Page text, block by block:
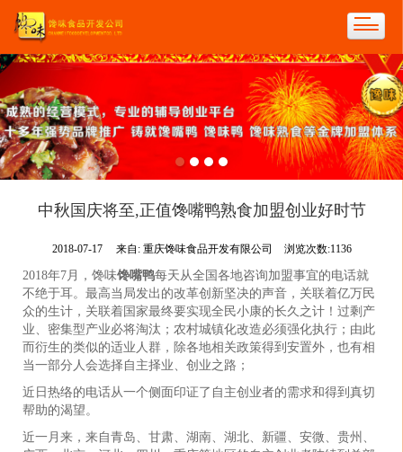
中秋国庆将至,正值馋嘴鸭熟食加盟创业好时节
2018-07-17 来自: 重庆馋味食品开发有限公司 浏览次数:1136
2018年7月，馋味馋嘴鸭每天从全国各地咨询加盟事宜的电话就
不绝于耳。最高当局发出的改革创新坚决的声音，关联着亿万民
众的生计，关联着国家最终要实现全民小康的长久之计！过剩产
业、密集型产业必将淘汰；农村城镇化改造必须强化执行；由此
而衍生的类似的适业人群，除各地相关政策得到安置外，也有相
当一部分人会选择自主择业、创业之路；
近日热络的电话从一个侧面印证了自主创业者的需求和得到真切
帮助的渴望。
近一月来，来自青岛、甘肃、湖南、湖北、新疆、安微、贵州、